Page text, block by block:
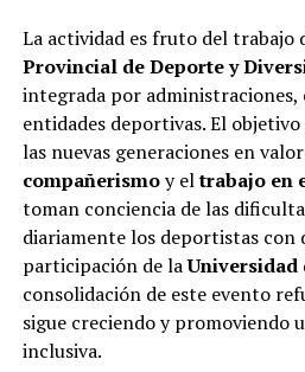
La actividad es fruto del trabajo
Provincial de Deporte y
integrada por administraciones,
entidades deportivas. El
las nuevas generaciones en
compañerismoy eltrabajo en
toman conciencia de las
diariamente los deportistas con
participación de laUniversidad
consolidación de este evento
sigue creciendo y promoviendo
inclusiva.